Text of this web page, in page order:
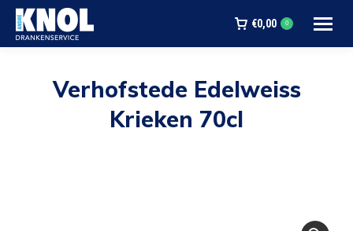
€0,00 0
Verhofstede Edelweiss
Krieken 70cl